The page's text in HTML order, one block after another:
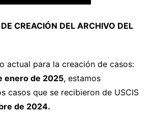
CREACIÓN DEL ARCHIVO DEL
actual para la creación de casos:
enero de 2025, estamos
casos que se recibieron de USCIS
de 2024.